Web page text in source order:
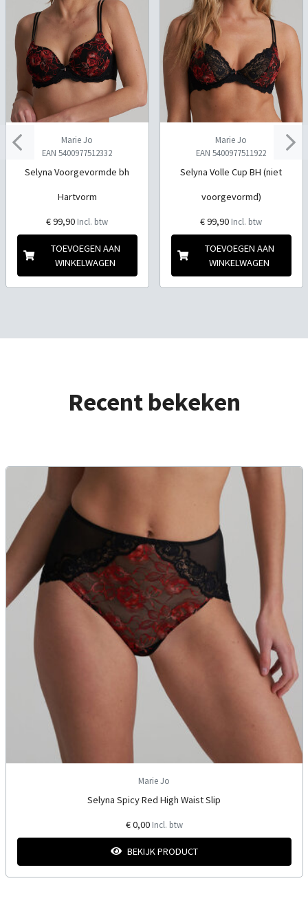
Marie Jo
EAN 5400977512332
Selyna Voorgevormde bh
Hartvorm
€ 99,90 Incl. btw
TOEVOEGEN AAN
WINKELWAGEN
Marie Jo
EAN 5400977511922
Selyna Volle Cup BH (niet
voorgevormd)
€ 99,90 Incl. btw
TOEVOEGEN AAN
WINKELWAGEN
Recent bekeken
Marie Jo
Selyna Spicy Red High Waist Slip
€ 0,00 Incl. btw
BEKIJK PRODUCT